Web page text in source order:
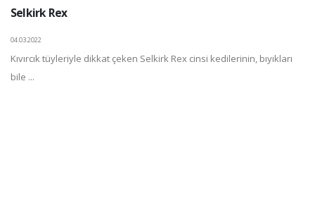
Selkirk Rex
04.03.2022
Kıvırcık tüyleriyle dikkat çeken Selkirk Rex cinsi kedilerinin, bıyıkları
bile ...